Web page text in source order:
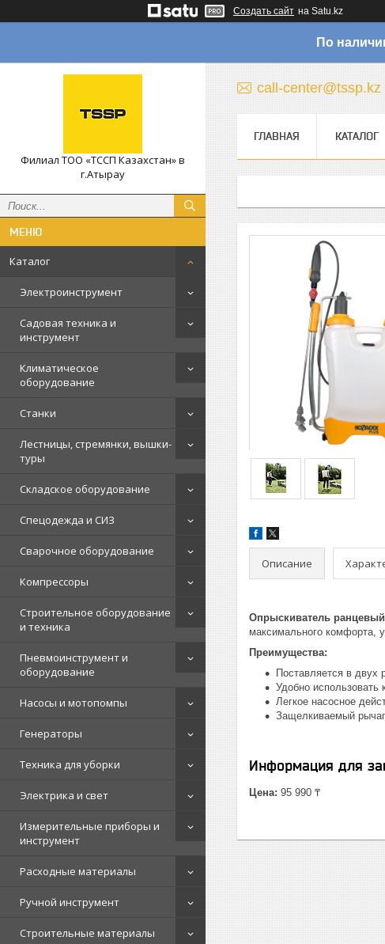
Создать сайт на Satu.kz
По
Филиал ТОО «ТССП Казахстан» в
г.Атырау
Каталог
Электроинструмент
Садовая техника и
инструмент
Климатическое
оборудование
Станки
Лестницы, стремянки, вышки-
туры
Складское оборудование
Спецодежда и СИЗ
Сварочное оборудование
Компрессоры
Строительное оборудование
и техника
Пневмоинструмент и
оборудование
Насосы и мотопомпы
Генераторы
Техника для уборки
Электрика и свет
Измерительные приборы и
инструмент
Расходные материалы
Ручной инструмент
Строительные материалы
call-center@tssp.kz
ГЛАВНАЯ КАТАЛОГ
Описание
Опрыскиватель ранцевый
максимального комфорта,
Преимущества:
Поставляется в двух
Удобно
Легкое насосное
Защелкиваемый
Информация для
Цена: 95 990 ₸